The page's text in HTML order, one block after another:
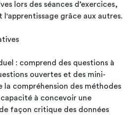
lors des séances d’exercices,
l'apprentissage grâce aux autres.
: comprend des questions à
ouvertes et des mini-
la compréhension des méthodes
à concevoir une
façon critique des données